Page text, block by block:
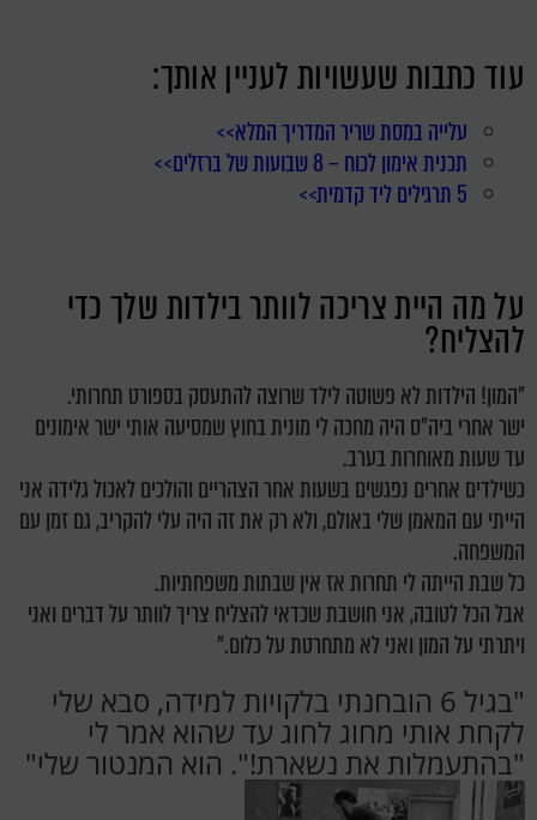
עוד כתבות שעשויות לעניין אותך:
עלייה במסת שריר המדריך המלא>>
תכנית אימון לכוח – 8 שבועות של ברזלים>>
5 תרגילים ליד קדמית>>
על מה היית צריכה לוותר בילדות שלך כדי
להצליח?
"המון! הילדות לא פשוטה לילד שרוצה להתעסק בספורט תחרותי.
ישר אחרי ביה"ס היה מחכה לי מונית בחוץ שמסיעה אותי ישר אימונים
עד שעות מאוחרות בערב.
כשילדים אחרים נפגשים בשעות אחר הצהריים והולכים לאכול גלידה אני
הייתי עם המאמן שלי באולם, ולא רק את זה היה עלי להקריב, גם זמן עם
המשפחה.
כל שבת הייתה לי תחרות אז אין שבתות משפחתיות.
אבל הכל לטובה, אני חושבת שכדאי להצליח צריך לוותר על דברים ואני
ויתרתי על המון ואני לא מתחרטת על כלום."
"בגיל 6 הובחנתי בלקויות למידה, סבא שלי
לקחת אותי מחוג לחוג עד שהוא אמר לי
"בהתעמלות את נשארת!". הוא המנטור שלי"